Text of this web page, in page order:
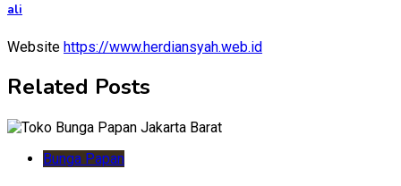
ali
Website https://www.herdiansyah.web.id
Related Posts
Bunga Papan